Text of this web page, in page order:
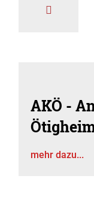
AKÖ -
mehr dazu...